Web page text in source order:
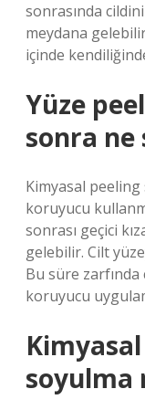
sonrasında
meydana
içinde
Yüze
sonra
Kimyasal
koruyucu
sonrası geçici
gelebilir. Cilt
Bu süre
koruyucu
soyulma